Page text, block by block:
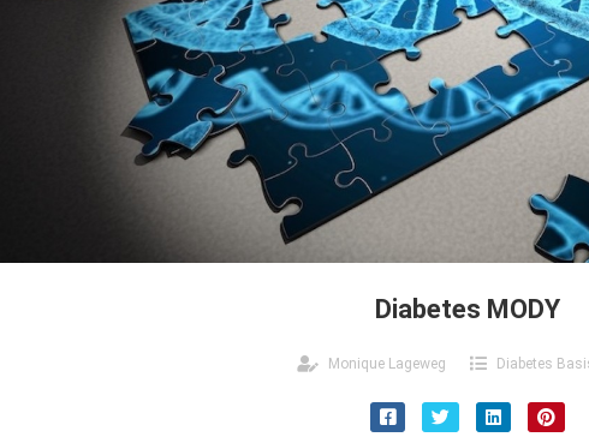
Diabetes MODY
Monique Lageweg Diabetes